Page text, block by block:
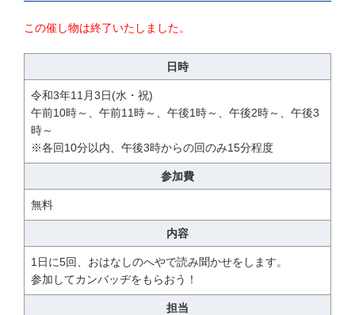
この催し物は終了いたしました。
日時
令和3年11月3日(水・祝)
午前10時～、午前11時～、午後1時～、午後2時～、午後3
時～
※各回10分以内、午後3時からの回のみ15分程度
参加費
無料
内容
1日に5回、おはなしのへやで読み聞かせをします。
参加してカンバッヂをもらおう！
担当